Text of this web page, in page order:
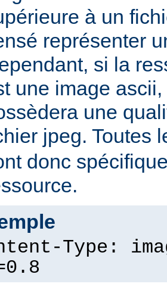
à un
représenter
si la
une image
une
jpeg. Toutes
donc
Type: